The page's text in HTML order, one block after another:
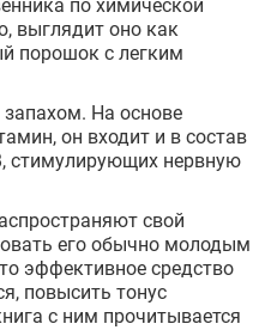
по химической
выглядит оно как
порошок с легким
На основе
он входит и в состав
стимулирующих нервную
свой
его обычно молодым
эффективное средство
повысить тонус
с ним прочитывается